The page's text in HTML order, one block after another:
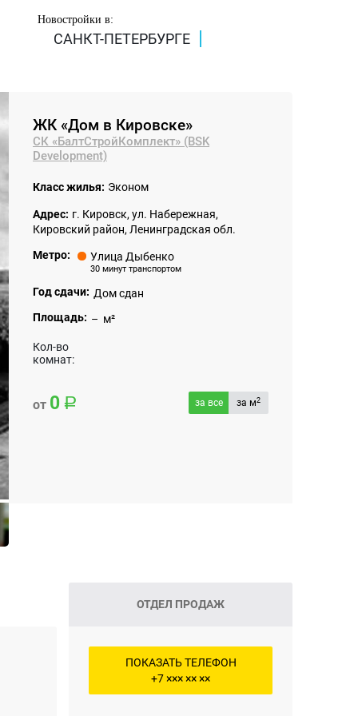
Новостройки в:
САНКТ-ПЕТЕРБУРГЕ
ЖК «Дом в Кировске»
СК «БалтСтройКомплект» (BSK
Development)
Класс жилья: Эконом
Адрес: г. Кировск, ул. Набережная,
Кировский район, Ленинградская обл.
Метро:
Улица Дыбенко
30 минут транспортом
Год сдачи: Дом сдан
Площадь: – м²
Кол-во
комнат:
от 0 за все за м2
ОТДЕЛ ПРОДАЖ
ПОКАЗАТЬ ТЕЛЕФОН
+7 ××× ×× ××